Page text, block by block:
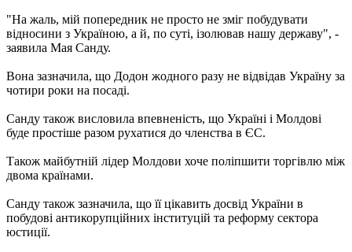
"На жаль, мій попередник не просто не зміг побудувати
відносини з Україною, а й, по суті, ізолював нашу державу", -
заявила Мая Санду.
Вона зазначила, що Додон жодного разу не відвідав Україну за
чотири роки на посаді.
Санду також висловила впевненість, що Україні і Молдові
буде простіше разом рухатися до членства в ЄС.
Також майбутній лідер Молдови хоче поліпшити торгівлю між
двома країнами.
Санду також зазначила, що її цікавить досвід України в
побудові антикорупційних інституцій та реформу сектора
юстиції.